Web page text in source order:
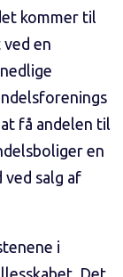
kommer til
ved en
få andelen til
en
ved salg af
i
Det